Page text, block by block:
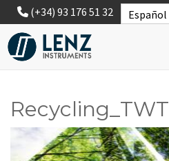
Español
(+34) 93 176 51 32
Recycling_TWT